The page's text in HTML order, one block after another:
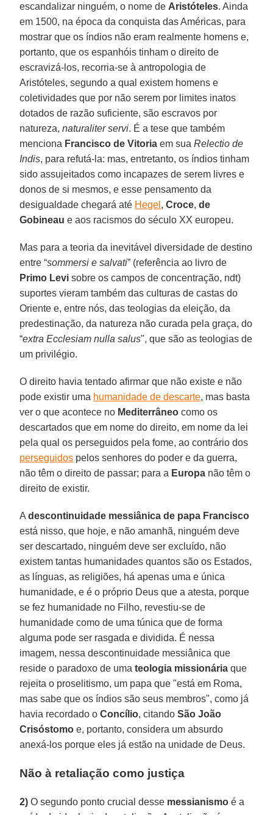
escandalizar ninguém, o nome de Aristóteles. Ainda
em 1500, na época da conquista das Américas, para
mostrar que os índios não eram realmente homens e,
portanto, que os espanhóis tinham o direito de
escravizá-los, recorria-se à antropologia de
Aristóteles, segundo a qual existem homens e
coletividades que por não serem por limites inatos
dotados de razão suficiente, são escravos por
natureza,naturaliter servi. É a tese que também
menciona Francisco de Vitoria em suaRelectio de
Indis, para refutá-la: mas, entretanto, os índios tinham
sido assujeitados como incapazes de serem livres e
donos de si mesmos, e esse pensamento da
desigualdade chegará até Hegel ,Croce,de
Gobineau e aos racismos do século XX europeu.
Mas para a teoria da inevitável diversidade de destino
entre “sommersi e salvati” (referência ao livro de
Primo Levi sobre os campos de concentração, ndt)
suportes vieram também das culturas de castas do
Oriente e, entre nós, das teologias da eleição, da
predestinação, da natureza não curada pela graça, do
“extra Ecclesiam nulla salus", que são as teologias de
um privilégio.
O direito havia tentado afirmar que não existe e não
pode existir uma humanidade de descarte, mas basta
ver o que acontece no Mediterrâneo como os
descartados que em nome do direito, em nome da lei
pela qual os perseguidos pela fome, ao contrário dos
perseguidos pelos senhores do poder e da guerra,
não têm o direito de passar; para a Europa não têm o
direito de existir.
Adescontinuidade messiânica de papa Francisco
está nisso, que hoje, e não amanhã, ninguém deve
ser descartado, ninguém deve ser excluído, não
existem tantas humanidades quantos são os Estados,
as línguas, as religiões, há apenas uma e única
humanidade, e é o próprio Deus que a atesta, porque
se fez humanidade no Filho, revestiu-se de
humanidade como de uma túnica que de forma
alguma pode ser rasgada e dividida. É nessa
imagem, nessa descontinuidade messiânica que
reside o paradoxo de umateologia missionária que
rejeita o proselitismo, um papa que "está em Roma,
mas sabe que os índios são seus membros", como já
havia recordado oConcílio, citandoSão João
Crisóstomo e, portanto, considera um absurdo
anexá-los porque eles já estão na unidade de Deus.
Não à retaliação como justiça
2) O segundo ponto crucial desse messianismo é a